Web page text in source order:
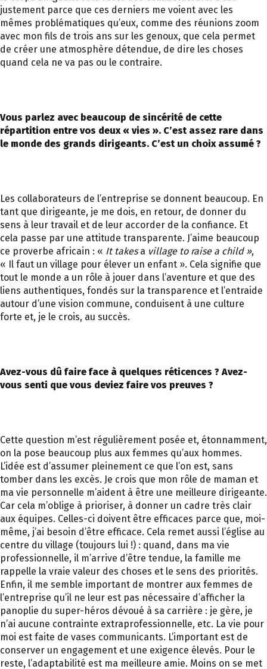
justement parce que ces derniers me voient avec les
mêmes problématiques qu’eux, comme des réunions zoom
avec mon fils de trois ans sur les genoux, que cela permet
de créer une atmosphère détendue, de dire les choses
quand cela ne va pas ou le contraire.
Vous parlez avec beaucoup de sincérité de cette
répartition entre vos deux « vies ». C’est assez rare dans
le monde des grands dirigeants. C’est un choix assumé ?
Les collaborateurs de l’entreprise se donnent beaucoup. En
tant que dirigeante, je me dois, en retour, de donner du
sens à leur travail et de leur accorder de la confiance. Et
cela passe par une attitude transparente. J’aime beaucoup
ce proverbe africain : « It takesa village to raise a child »,
« Il faut un village pour élever un enfant ». Cela signifie que
tout le monde a un rôle à jouer dans l’aventure et que des
liens authentiques, fondés sur la transparence et l’entraide
autour d’une vision commune, conduisent à une culture
forte et, je le crois, au succès.
Avez-vous dû faire face à quelques réticences ? Avez-
vous senti que vous deviez faire vos preuves ?
Cette question m’est régulièrement posée et, étonnamment,
on la pose beaucoup plus aux femmes qu’aux hommes.
L’idée est d’assumer pleinement ce que l’on est, sans
tomber dans les excès. Je crois que mon rôle de maman et
ma vie personnelle m’aident à être une meilleure dirigeante.
Car cela m’oblige à prioriser, à donner un cadre très clair
aux équipes. Celles-ci doivent être efficaces parce que, moi-
même, j’ai besoin d’être efficace. Cela remet aussi l’église au
centre du village (toujours lui !) : quand, dans ma vie
professionnelle, il m’arrive d’être tendue, la famille me
rappelle la vraie valeur des choses et le sens des priorités.
Enfin, il me semble important de montrer aux femmes de
l’entreprise qu’il ne leur est pas nécessaire d’afficher la
panoplie du super-héros dévoué à sa carrière : je gère, je
n’ai aucune contrainte extraprofessionnelle, etc. La vie pour
moi est faite de vases communicants. L’important est de
conserver un engagement et une exigence élevés. Pour le
reste, l’adaptabilité est ma meilleure amie. Moins on se met